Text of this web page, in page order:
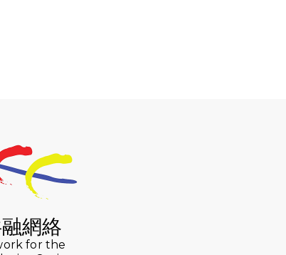
龍傳之誰怕誰包場｜感謝盛世商龍會及愛。匯聚商龍會
《猛龍傳之誰怕誰》電影欣賞 - 感謝前香港勞工及福利局
為你喝采陳百強歌迷會》慷慨贊助38張門票欣賞香港中
網絡
for the